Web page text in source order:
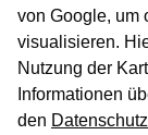
von Google, um
visualisieren.
Nutzung der
Informationen
den